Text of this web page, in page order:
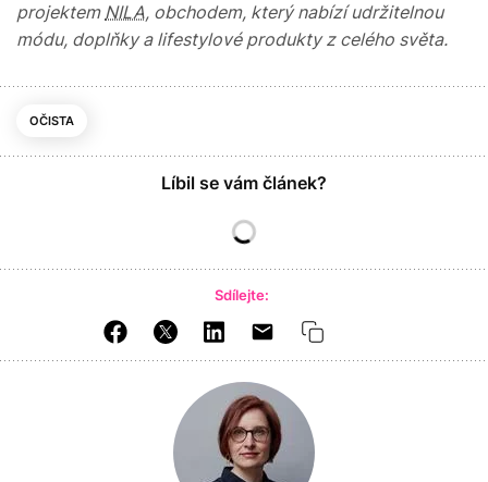
projektem NILA, obchodem, který nabízí udržitelnou
módu, doplňky a lifestylové produkty z celého světa.
OČISTA
Líbil se vám článek?
Sdílejte: